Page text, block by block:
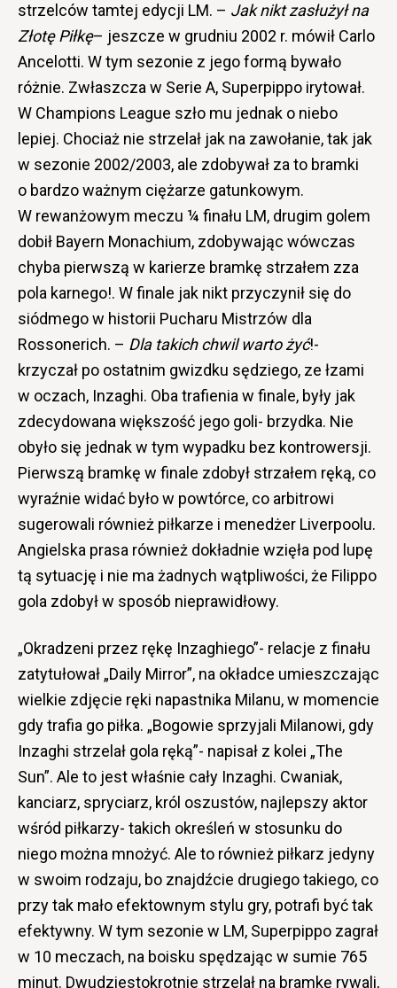
strzelców tamtej edycji LM. – Jak nikt zasłużył na
Złotę Piłkę– jeszcze w grudniu 2002 r. mówił Carlo
Ancelotti. W tym sezonie z jego formą bywało
różnie. Zwłaszcza w Serie A, Superpippo irytował.
W Champions League szło mu jednak o niebo
lepiej. Chociaż nie strzelał jak na zawołanie, tak jak
w sezonie 2002/2003, ale zdobywał za to bramki
o bardzo ważnym ciężarze gatunkowym.
W rewanżowym meczu ¼ finału LM, drugim golem
dobił Bayern Monachium, zdobywając wówczas
chyba pierwszą w karierze bramkę strzałem zza
pola karnego!. W finale jak nikt przyczynił się do
siódmego w historii Pucharu Mistrzów dla
Rossonerich. – Dla takich chwil warto żyć!-
krzyczał po ostatnim gwizdku sędziego, ze łzami
w oczach, Inzaghi. Oba trafienia w finale, były jak
zdecydowana większość jego goli- brzydka. Nie
obyło się jednak w tym wypadku bez kontrowersji.
Pierwszą bramkę w finale zdobył strzałem ręką, co
wyraźnie widać było w powtórce, co arbitrowi
sugerowali również piłkarze i menedżer Liverpoolu.
Angielska prasa również dokładnie wzięła pod lupę
tą sytuację i nie ma żadnych wątpliwości, że Filippo
gola zdobył w sposób nieprawidłowy.
„Okradzeni przez rękę Inzaghiego”- relacje z finału
zatytułował „Daily Mirror”, na okładce umieszczając
wielkie zdjęcie ręki napastnika Milanu, w momencie
gdy trafia go piłka. „Bogowie sprzyjali Milanowi, gdy
Inzaghi strzelał gola ręką”- napisał z kolei „The
Sun”. Ale to jest właśnie cały Inzaghi. Cwaniak,
kanciarz, spryciarz, król oszustów, najlepszy aktor
wśród piłkarzy- takich określeń w stosunku do
niego można mnożyć. Ale to również piłkarz jedyny
w swoim rodzaju, bo znajdźcie drugiego takiego, co
przy tak mało efektownym stylu gry, potrafi być tak
efektywny. W tym sezonie w LM, Superpippo zagrał
w 10 meczach, na boisku spędzając w sumie 765
minut. Dwudziestokrotnie strzelał na bramkę rywali,